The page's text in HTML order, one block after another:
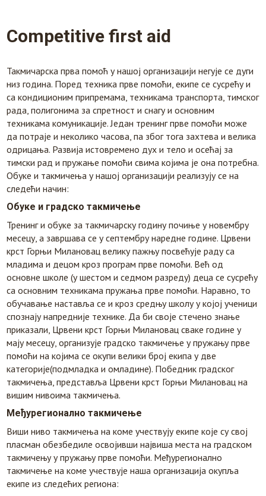
Competitive first aid
Такмичарска прва помоћ у нашој организацији негује се дуги
низ година. Поред техника прве помоћи, екипе се сусрећу и
са кондиционим припремама, техникама транспорта, тимског
рада, полигонима за спретност и снагу и основним
техникама комуникације. Један тренинг прве помоћи може
да потраје и неколико часова, па због тога захтева и велика
одрицања. Развија истовремено дух и тело и осећај за
тимски рад и пружање помоћи свима којима је она потребна.
Обуке и такмичења у нашој организацији реализују се на
следећи начин:
Обуке и градско такмичење
Тренинг и обуке за такмичарску годину почиње у новембру
месецу, а завршава се у септембру наредне године. Црвени
крст Горњи Милановац велику пажњу посвећује раду са
младима и децом кроз програм прве помоћи. Већ од
основне школе (у шестом и седмом разреду) деца се сусрећу
са основним техникама пружања прве помоћи. Наравно, то
обучавање наставља се и кроз средњу школу у којој ученици
спознају напредније технике. Да би своје стечено знање
приказали, Црвени крст Горњи Милановац сваке године у
мају месецу, организује градско такмичење у пружању прве
помоћи на којима се окупи велики број екипа у две
категорије(подмладка и омладине). Победник градског
такмичења, представља Црвени крст Горњи Милановац на
вишим нивоима такмичења.
Међурегионално такмичење
Виши ниво такмичења на коме учествују екипе које су свој
пласман обезбедиле освојивши највиша места на градском
такмичењу у пружању прве помоћи. Међурегионално
такмичење на коме учествује наша организација окупља
екипе из следећих региона: